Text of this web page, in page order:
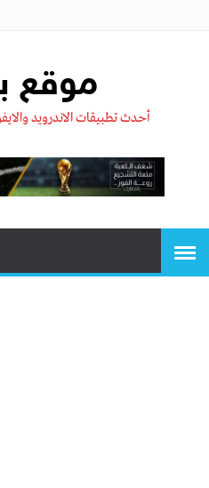
موقع
أحدث تطبيقات الاندرويد